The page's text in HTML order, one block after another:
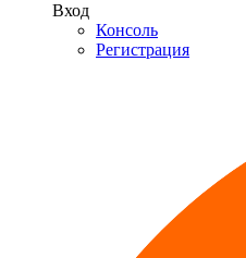
Вход
Консоль
Регистрация